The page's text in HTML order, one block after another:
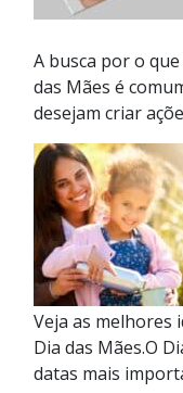
A busca por o
das Mães é
desejam criar
Veja as melhores
Dia das Mães.O
datas mais